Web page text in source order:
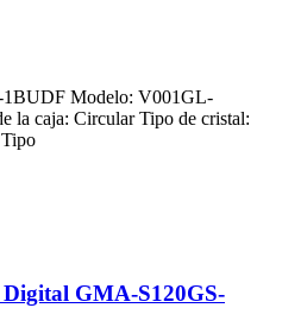
1BUDF Modelo: V001GL-
la caja: Circular Tipo de cristal:
GMA-S120GS-